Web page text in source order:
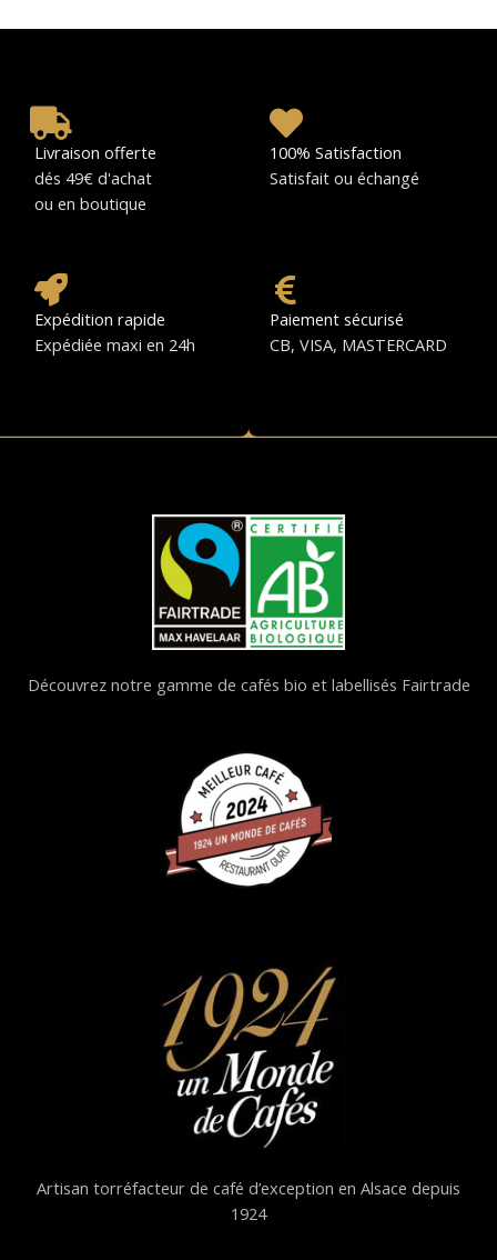
Livraison offerte
dés 49€ d'achat
ou en boutique
100% Satisfaction
Satisfait ou échangé
Expédition rapide
Expédiée maxi en 24h
Paiement sécurisé
CB, VISA, MASTERCARD
Découvrez notre gamme de cafés bio et labellisés Fairtrade
Artisan torréfacteur de café d’exception en Alsace depuis
1924